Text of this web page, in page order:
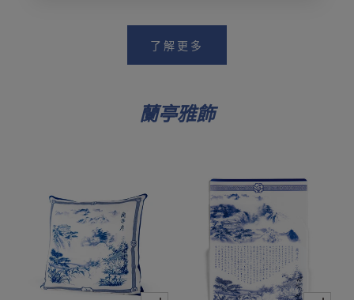
了解更多
蘭亭雅飾